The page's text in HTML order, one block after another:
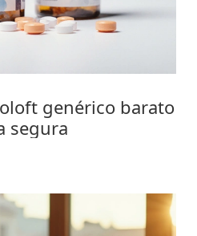
genérico barato
segura